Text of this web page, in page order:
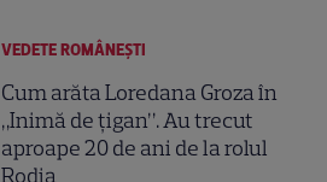
VEDETE ROMÂNEŞTI
Cum arăta Loredana Groza în
„Inimă de țigan”. Au trecut
aproape 20 de ani de la rolul
Rodia